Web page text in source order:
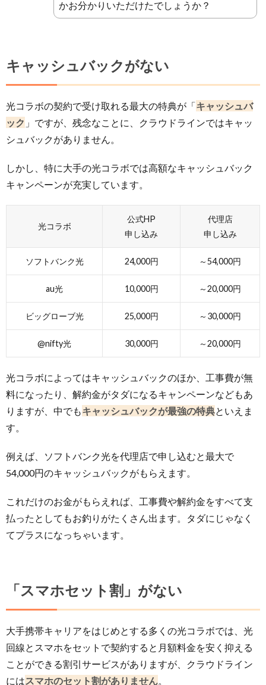
かお分かりいただけたでしょうか？
キャッシュバックがない
光コラボの契約で受け取れる最大の特典が「キャッシュバ
ック 」ですが、残念なことに、クラウドラインではキャッ
シュバックがありません。
しかし、特に大手の光コラボでは高額なキャッシュバック
キャンペーンが充実しています。
光コラボ
公式HP
申し込み
代理店
申し込み
ソフトバンク光 24,000円 ～54,000円
au光 10,000円 ～20,000円
ビッグローブ光 25,000円 ～30,000円
@nifty光 30,000円 ～20,000円
光コラボによってはキャッシュバックのほか、工事費が無
料になったり、解約金がタダになるキャンペーンなどもあ
りますが、中でもキャッシュバックが最強の特典といえま
す。
例えば、ソフトバンク光を代理店で申し込むと最大で
54,000円のキャッシュバックがもらえます。
これだけのお金がもらえれば、工事費や解約金をすべて支
払ったとしてもお釣りがたくさん出ます。タダにじゃなく
てプラスになっちゃいます。
「スマホセット割」がない
大手携帯キャリアをはじめとする多くの光コラボでは、光
回線とスマホをセットで契約すると月額料金を安く抑える
ことができる割引サービスがありますが、クラウドライン
にはスマホのセット割がありません